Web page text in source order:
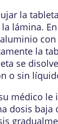
la
lámina.
con
la
se
o sin
médico le
dosis baja